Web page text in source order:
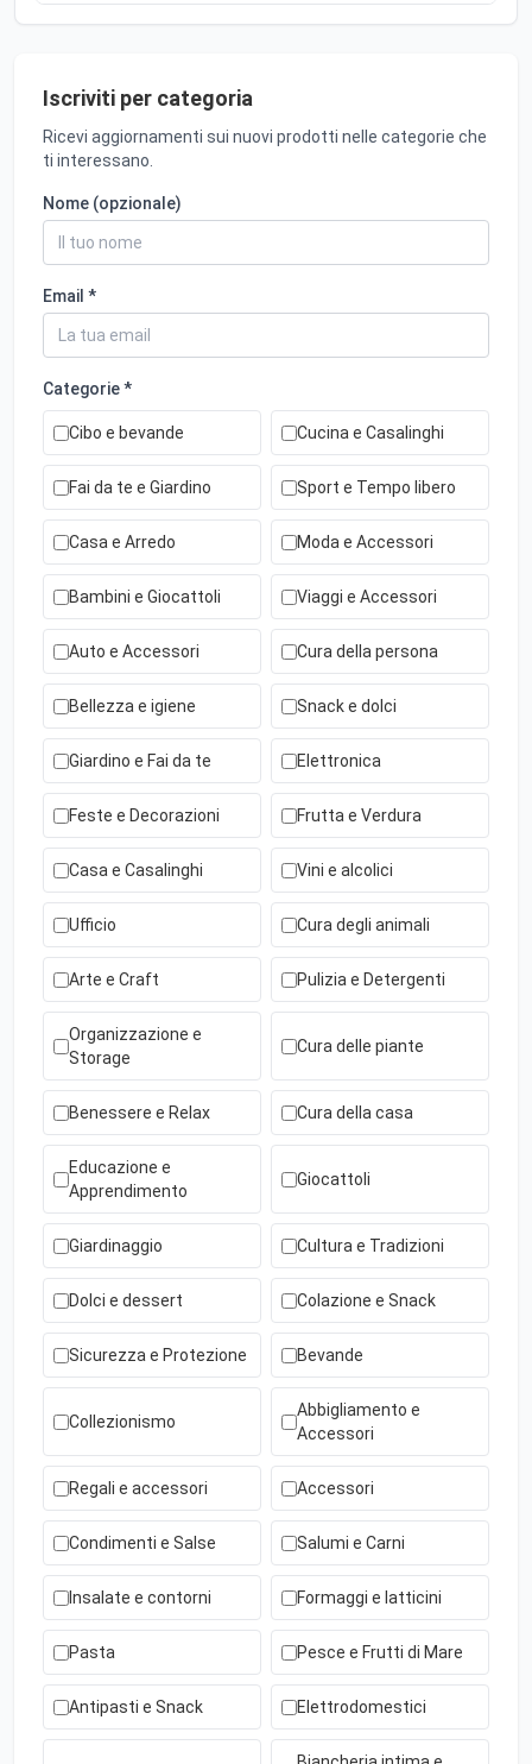
Iscriviti per categoria
Ricevi aggiornamenti sui nuovi prodotti nelle categorie che
ti interessano.
Nome (opzionale)
Email *
Categorie *
Cibo e bevande Cucina e Casalinghi
Fai da te e Giardino Sport e Tempo libero
Casa e Arredo Moda e Accessori
Bambini e Giocattoli Viaggi e Accessori
Auto e Accessori Cura della persona
Bellezza e igiene Snack e dolci
Giardino e Fai da te Elettronica
Feste e Decorazioni Frutta e Verdura
Casa e Casalinghi Vini e alcolici
Ufficio Cura degli animali
Arte e Craft Pulizia e Detergenti
Organizzazione e
Storage
Cura delle piante
Benessere e Relax Cura della casa
Educazione e
Apprendimento
Giocattoli
Giardinaggio Cultura e Tradizioni
Dolci e dessert Colazione e Snack
Sicurezza e Protezione Bevande
Collezionismo
Abbigliamento e
Accessori
Regali e accessori Accessori
Condimenti e Salse Salumi e Carni
Insalate e contorni Formaggi e latticini
Pasta Pesce e Frutti di Mare
Antipasti e Snack Elettrodomestici